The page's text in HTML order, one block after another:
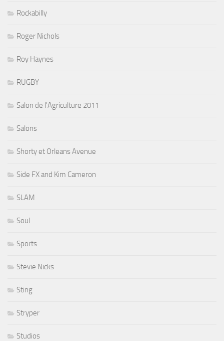
Rockabilly
Roger Nichols
Roy Haynes
RUGBY
Salon de l'Agriculture 2011
Salons
Shorty et Orleans Avenue
Side FX and Kim Cameron
SLAM
Soul
Sports
Stevie Nicks
Sting
Stryper
Studios